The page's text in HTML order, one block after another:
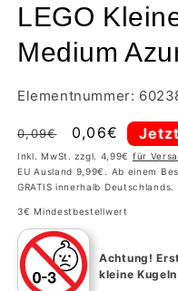
LEGO
Medium
Elementnummer:
Normaler
Preis
0,09€ Verkaufspreis
0,06€
Inkl. MwSt. zzgl. 4,99€ für
EU Ausland 9,99€. Ab einem
GRATIS innerhalb Deutschlands.
3€ Mindestbestellwert
Achtung!
kleine